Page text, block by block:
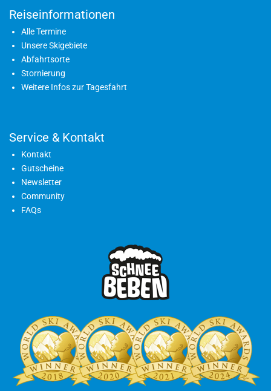
Reiseinformationen
Alle Termine
Unsere Skigebiete
Abfahrtsorte
Stornierung
Weitere Infos zur Tagesfahrt
Service & Kontakt
Kontakt
Gutscheine
Newsletter
Community
FAQs